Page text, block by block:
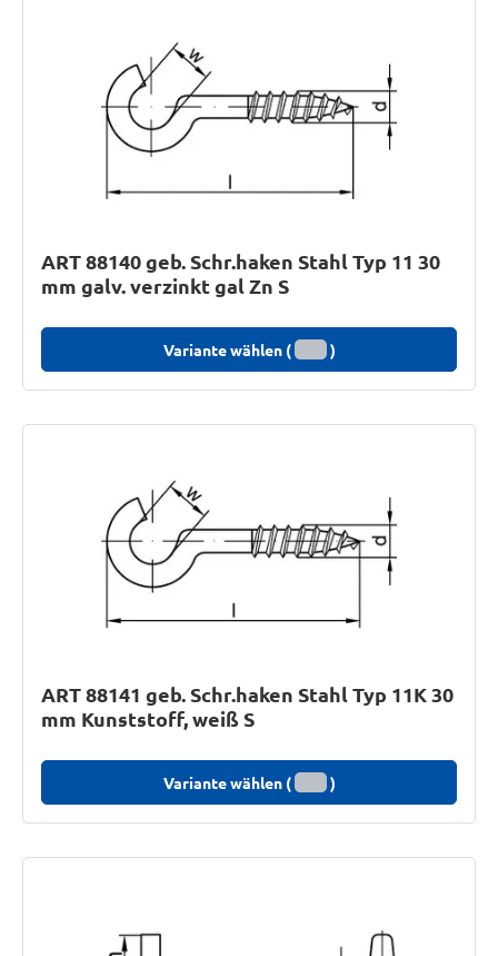
ART 88140 geb. Schr.haken Stahl Typ 11 30
mm galv. verzinkt gal Zn S
Variante wählen ( )
ART 88141 geb. Schr.haken Stahl Typ 11K 30
mm Kunststoff, weiß S
Variante wählen ( )